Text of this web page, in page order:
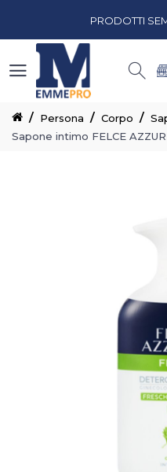
PRODOTTI
CASH & CARRY
PRODOTTI
Persona Corpo
Sapone intimo FELCE